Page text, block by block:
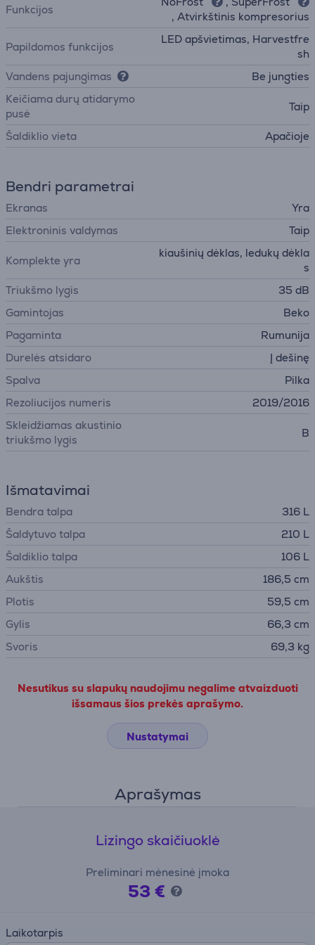
Funkcijos
, Atvirkštinis kompresorius
Papildomos funkcijos
LED apšvietimas, Harvestfre
sh
Vandens pajungimas
Be jungties
Keičiama durų atidarymo
pusė
Taip
Šaldiklio vieta Apačioje
Bendri parametrai
Ekranas
Yra
Elektroninis valdymas
Taip
Komplekte yra
kiaušinių dėklas, ledukų dėkla
s
Triukšmo lygis
35 dB
Gamintojas
Beko
Pagaminta
Rumunija
Durelės atsidaro
Į dešinę
Spalva
Pilka
Rezoliucijos numeris
2019/2016
Skleidžiamas akustinio
triukšmo lygis
B
Išmatavimai
Bendra talpa
316 L
Šaldytuvo talpa
210 L
Šaldiklio talpa
106 L
Aukštis
186,5 cm
Plotis
59,5 cm
Gylis
66,3 cm
Svoris
69,3 kg
Nesutikus su slapukų naudojimu negalime atvaizduoti
išsamaus šios prekės aprašymo.
Nustatymai
Aprašymas
Lizingo skaičiuoklė
Preliminari mėnesinė įmoka
53 €
Laikotarpis